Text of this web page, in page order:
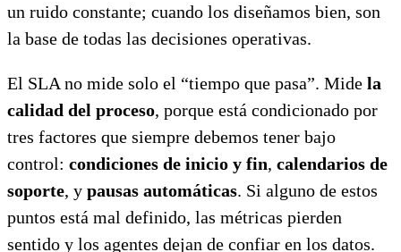
un ruido constante; cuando los diseñamos bien, son
la base de todas las decisiones operativas.
El SLA no mide solo el “tiempo que pasa”. Mide la
calidad del proceso, porque está condicionado por
tres factores que siempre debemos tener bajo
control: condiciones de inicio y fin, calendarios de
soporte, y pausas automáticas. Si alguno de estos
puntos está mal definido, las métricas pierden
sentido y los agentes dejan de confiar en los datos.